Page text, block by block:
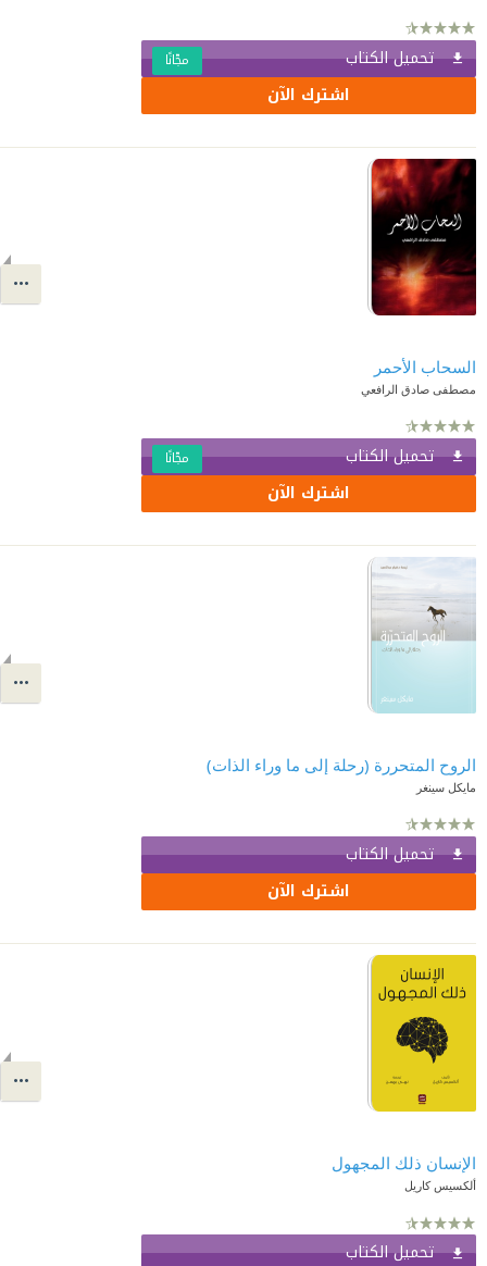
تحميل الكتاب مجّانًا
اشترك الآن
السحاب الأحمر
مصطفى صادق الرافعي
تحميل الكتاب مجّانًا
اشترك الآن
الروح المتحررة (رحلة إلى ما وراء الذات)
مايكل سينغر
تحميل الكتاب
اشترك الآن
الإنسان ذلك المجهول
ألكسيس كاريل
تحميل الكتاب